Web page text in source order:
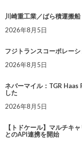
川崎重工業／ばら積運搬
2026年8月5日
フジトランスコーポレー
2026年8月5日
ネバーマイル：TGR Haas
した
2026年8月5日
【トドケール】マルチキ
とのAPI連携を開始